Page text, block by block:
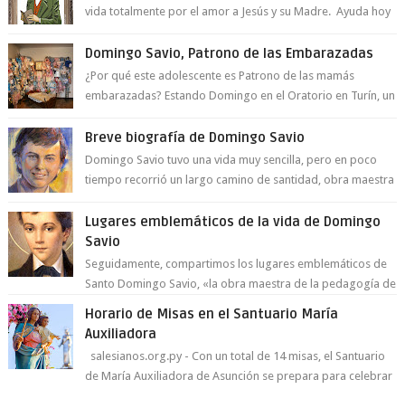
vida totalmente por el amor a Jesús y su Madre. Ayuda hoy
Domingo Savio, Patrono de las Embarazadas
¿Por qué este adolescente es Patrono de las mamás
embarazadas? Estando Domingo en el Oratorio en Turín, un
Breve biografía de Domingo Savio
Domingo Savio tuvo una vida muy sencilla, pero en poco
tiempo recorrió un largo camino de santidad, obra maestra
Lugares emblemáticos de la vida de Domingo
Savio
Seguidamente, compartimos los lugares emblemáticos de
Santo Domingo Savio, «la obra maestra de la pedagogía de
Horario de Misas en el Santuario María
Auxiliadora
salesianos.org.py - Con un total de 14 misas, el Santuario
de María Auxiliadora de Asunción se prepara para celebrar